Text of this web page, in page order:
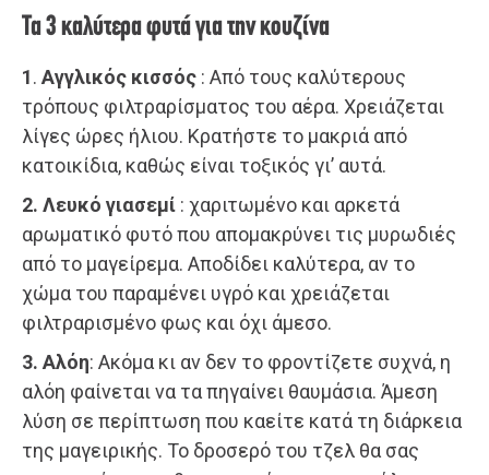
Τα 3 καλύτερα φυτά για την κουζίνα
1. Αγγλικός κισσός : Από τους καλύτερους
τρόπους φιλτραρίσματος του αέρα. Χρειάζεται
λίγες ώρες ήλιου. Κρατήστε το μακριά από
κατοικίδια, καθώς είναι τοξικός γι’ αυτά.
2. Λευκό γιασεμί : χαριτωμένο και αρκετά
αρωματικό φυτό που απομακρύνει τις μυρωδιές
από το μαγείρεμα. Αποδίδει καλύτερα, αν το
χώμα του παραμένει υγρό και χρειάζεται
φιλτραρισμένο φως και όχι άμεσο.
3. Αλόη: Ακόμα κι αν δεν το φροντίζετε συχνά, η
αλόη φαίνεται να τα πηγαίνει θαυμάσια. Άμεση
λύση σε περίπτωση που καείτε κατά τη διάρκεια
της μαγειρικής. Το δροσερό του τζελ θα σας